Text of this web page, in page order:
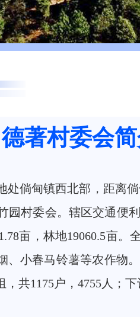
德著村委会
倘甸镇西北部，距离
村委会。辖区交通便
亩，林地19060.5亩。
小春马铃薯等农作物
共1175户，4755人；下